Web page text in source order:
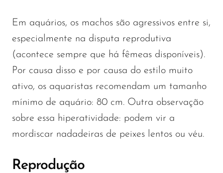
Em aquários, os machos são agressivos entre si,
especialmente na disputa reprodutiva
(acontece sempre que há fêmeas disponíveis).
Por causa disso e por causa do estilo muito
ativo, os aquaristas recomendam um tamanho
mínimo de aquário: 80 cm. Outra observação
sobre essa hiperatividade: podem vir a
mordiscar nadadeiras de peixes lentos ou véu.
Reprodução